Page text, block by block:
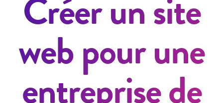
Créer un site
web pour une
entreprise de